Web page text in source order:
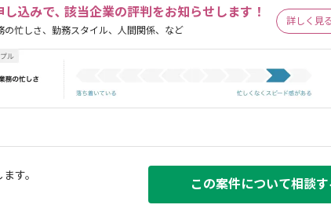
し込みで､ 該当企業の評判をお知らせします！
の忙しさ、勤務スタイル、人間関係、など
詳しく見る
す。
この案件について相談す